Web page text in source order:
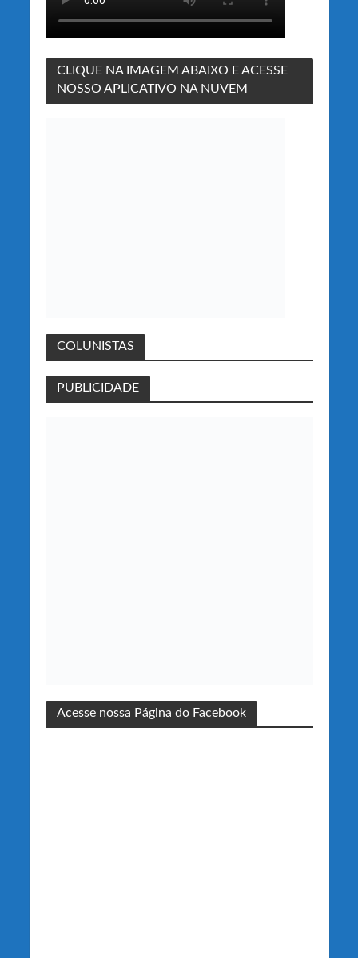
CLIQUE NA IMAGEM ABAIXO E ACESSE
NOSSO APLICATIVO NA NUVEM
COLUNISTAS
PUBLICIDADE
Acesse nossa Página do Facebook